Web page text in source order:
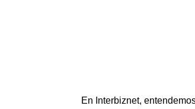
En Interbiznet,